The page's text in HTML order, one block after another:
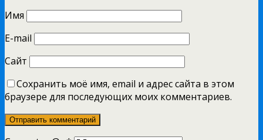
Имя
E-mail
Сайт
Сохранить моё имя, email и адрес сайта в этом
браузере для последующих моих комментариев.